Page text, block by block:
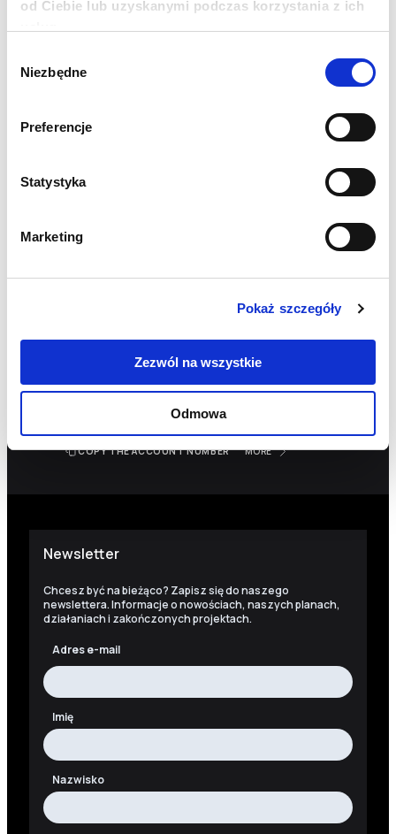
od Ciebie lub uzyskanymi podczas korzystania z ich
zgody
Niezbędne
Preferencje
Statystyka
Marketing
Pokaż szczegóły
Zezwól na wszystkie
Odmowa
Source:Reuters
MON-FRI 9:00-17:00
INFO@PCPM.ORG.PL
0000259298
COPY THE ACCOUNT NUMBER MORE
Newsletter
Chcesz być na bieżąco? Zapisz się do naszego
newslettera. Informacje o nowościach, naszych planach,
działaniach i zakończonych projektach.
Adres e-mail
Imię
Nazwisko